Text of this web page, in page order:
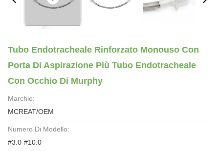
Tubo Endotracheale Rinforzato Monouso Con
Porta Di Aspirazione Più Tubo Endotracheale
Con Occhio Di Murphy
Marchio:
MCREAT/OEM
Numero Di Modello:
#3.0-#10.0